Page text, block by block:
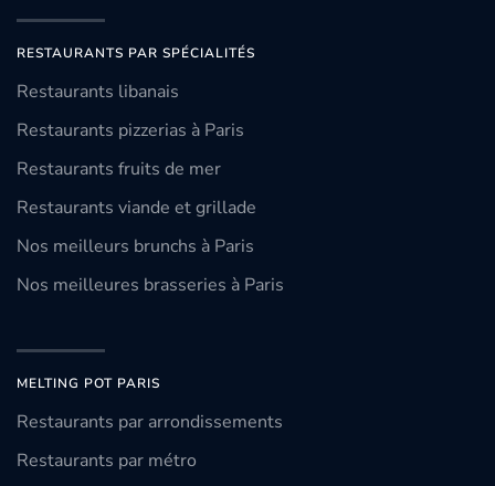
RESTAURANTS PAR SPÉCIALITÉS
Restaurants libanais
Restaurants pizzerias à Paris
Restaurants fruits de mer
Restaurants viande et grillade
Nos meilleurs brunchs à Paris
Nos meilleures brasseries à Paris
MELTING POT PARIS
Restaurants par arrondissements
Restaurants par métro